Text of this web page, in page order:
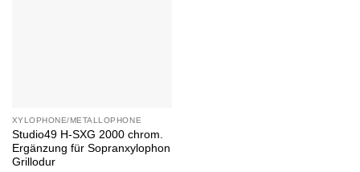
XYLOPHONE/METALLOPHONE
Studio49 H-SXG 2000 chrom.
Ergänzung für Sopranxylophon
Grillodur